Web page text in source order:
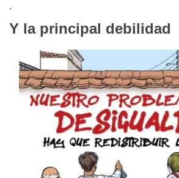
.
Y la principal debilidad